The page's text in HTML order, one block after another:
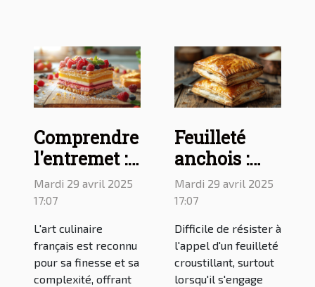
Comprendre
l'entremet :
définition et
usage dans
la cuisine
française
Mardi 29 avril 2025
17:07
L'art culinaire
français est reconnu
pour sa finesse et sa
complexité, offrant
Feuilleté
anchois :
Découverte
et astuces
pour une
réalisation
parfaite
Mardi 29 avril 2025
17:07
Difficile de résister à
l'appel d'un feuilleté
croustillant, surtout
lorsqu'il s'engage